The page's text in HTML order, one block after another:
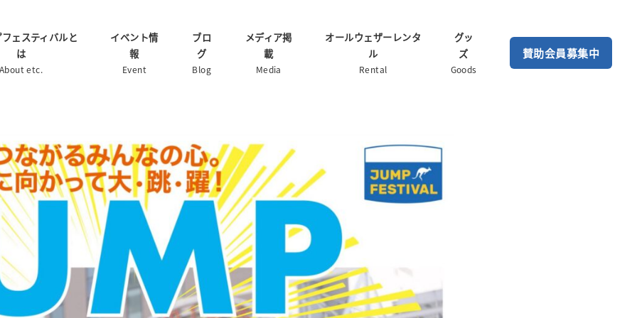
ェスティバルと
は
etc.
イベント情
報
Event
ブロ
グ
Blog
メディア掲
載
Media
オールウェザーレンタ
ル
Rental
グッ
ズ
Goods
賛助会員募集中